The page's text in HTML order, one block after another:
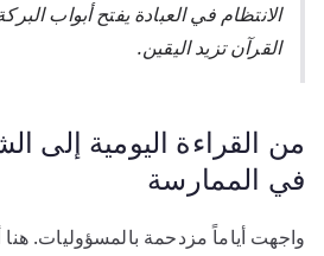
الانتظام في العبادة يفتح أبواب
القرآن تزيد اليقين.
من القراءة اليومية إلى
في الممارسة
واجهت أياماً مزدحمة بالمسؤوليات.